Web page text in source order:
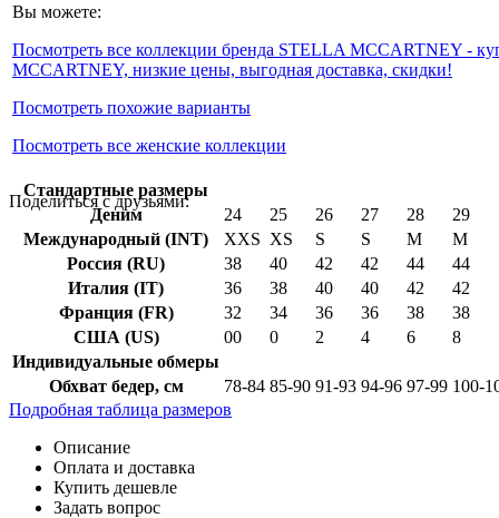
Вы можете:
Посмотреть все коллекции бренда STELLA MCCARTNEY -
MCCARTNEY, низкие цены, выгодная доставка, скидки!
Посмотреть похожие варианты
Посмотреть все женские коллекции
Поделиться с друзьями:
Cтандартные размеры
Деним
24 25 26 27 28
29
Международный (INT)
XXS XS S S M
M
Россия (RU)
38 40 42 42 44
44
Италия (IT)
36 38 40 40 42
42
Франция (FR)
32 34 36 36 38
38
США (US)
00 0 2 4 6
8
Индивидуальные обмеры
Обхват бедер, см
78-84 85-90 91-93 94-96 97-99 100-
Подробная таблица размеров
Описание
Оплата и доставка
Купить дешевле
Задать вопрос